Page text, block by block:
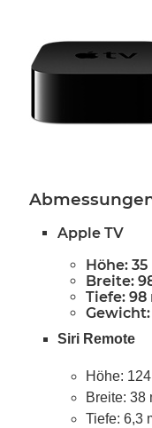
Apple TV
Höhe:
Breite:
Tiefe: 98
Gewicht:
Siri Remote
Höhe:
Breite: 38
Tiefe: 6,3